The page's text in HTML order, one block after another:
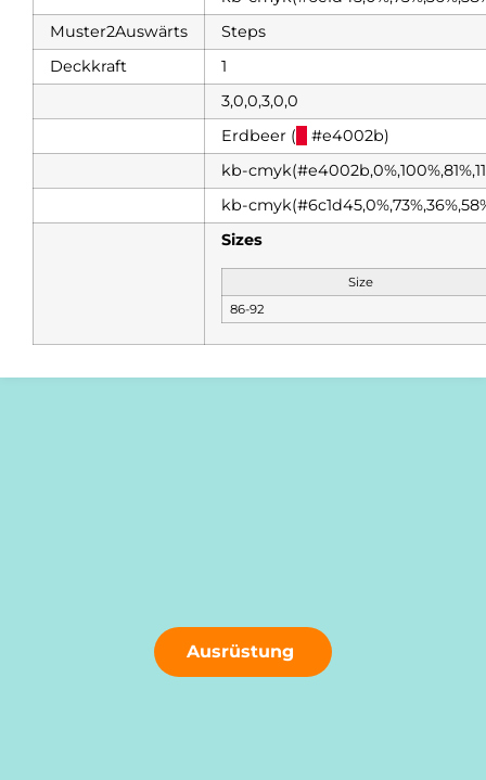
Muster2Auswärts
Steps
Deckkraft
1
3,0,0,3,0,0
Erdbeer (
#e4002b)
kb-
kb-
Sizes
Size
86-92
Ausrüstung